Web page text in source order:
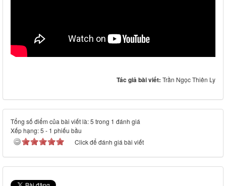
Tác giả bài viết: Trần Ngọc Thiên Ly
Tổng số điểm của bài viết là: 5 trong 1 đánh giá
Xếp hạng:5 - 1 phiếu bầu
Click để đánh giá bài viết